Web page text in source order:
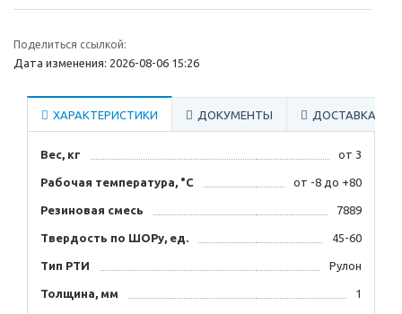
Поделиться ссылкой:
Дата изменения: 2026-08-06 15:26
ХАРАКТЕРИСТИКИ ДОКУМЕНТЫ ДОСТАВКА
Вес, кг от 3
Рабочая температура, °C от -8 до +80
Резиновая смесь 7889
Твердость по ШОРу, ед. 45-60
Тип РТИ Рулон
Толщина, мм 1